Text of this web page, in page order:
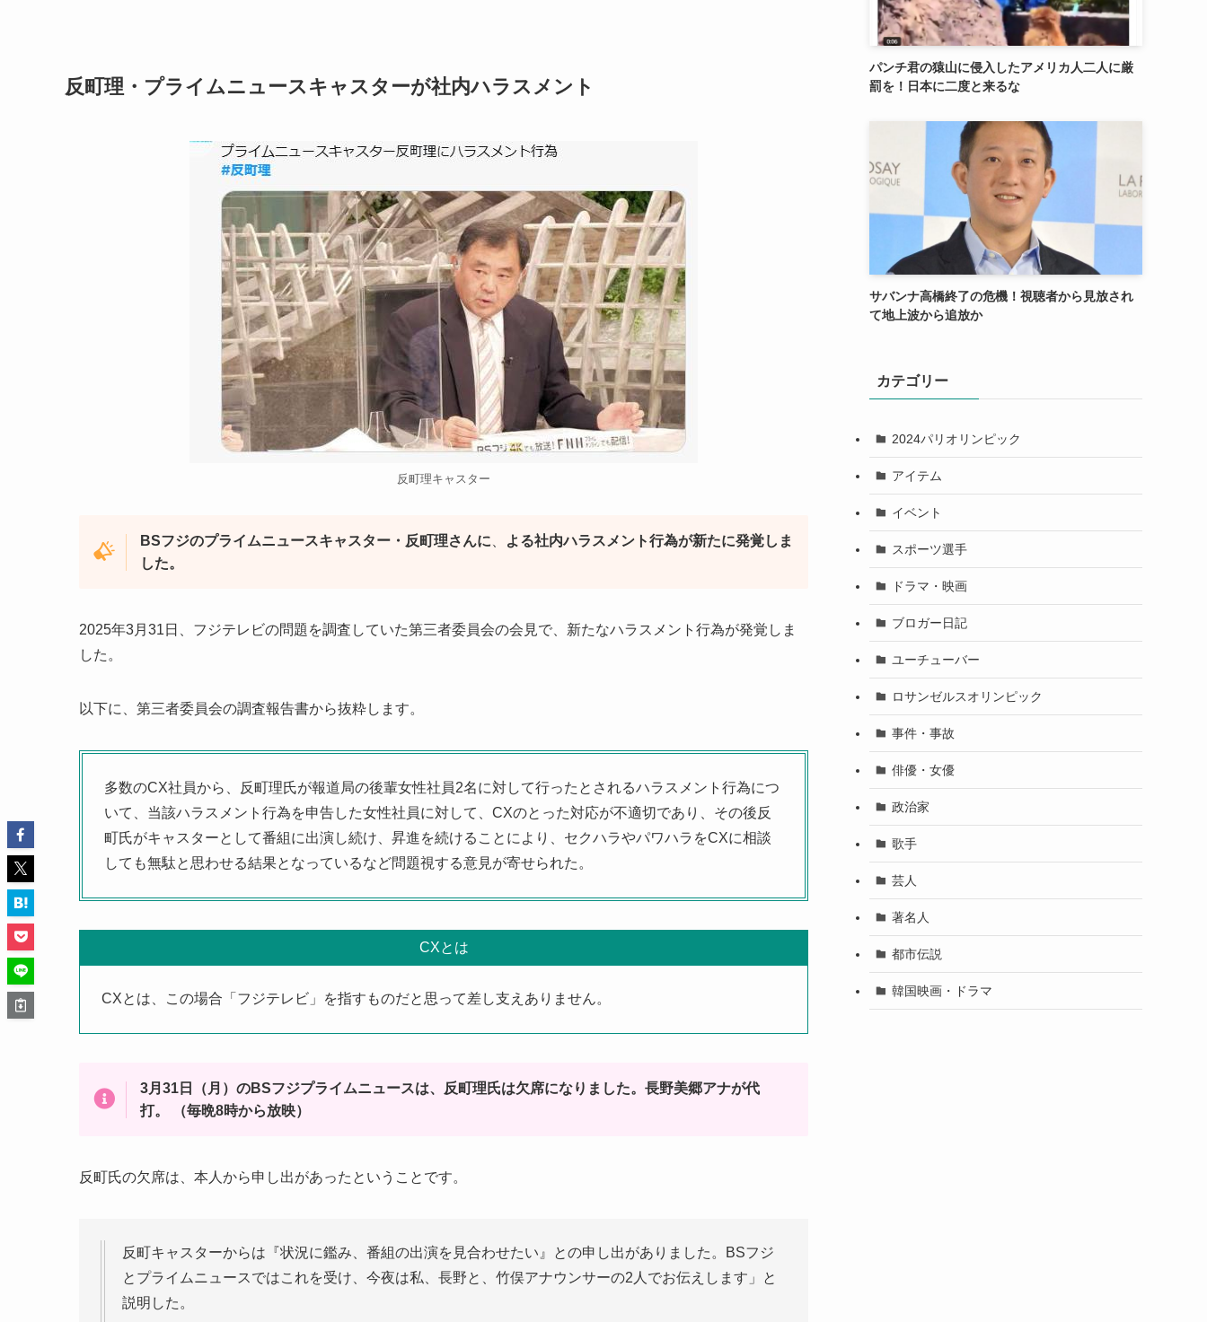
反町理・プライムニュースキャスターが社内ハラスメント
反町理キャスター
BSフジのプライムニュースキャスター・反町理さんに
よる社内ハラスメント行為が新たに発覚しま
した。
2025年3月31日、フジテレビの問題を調査していた第三者委員会の会見で、新たなハラスメント行為が発覚しま
した。
以下に、第三者委員会の調査報告書から抜粋します。
多数のCX社員から、反町理氏が報道局の後輩女性社員2名に対して行ったとされるハラスメント行為につ
いて、当該ハラスメント行為を申告した女性社員に対して、CXのとった対応が不適切であり、その後反
町氏がキャスターとして番組に出演し続け、昇進を続けることにより、セクハラやパワハラをCXに相談
しても無駄と思わせる結果となっているなど問題視する意見が寄せられた。
CXとは
CXとは、この場合「フジテレビ」を指すものだと思って差し支えありません。
3月31日（月）のBSフジプライムニュースは、反町理氏は欠席になりました。長野美郷アナが代
打。 （毎晩8時から放映）
反町氏の欠席は、本人から申し出があったということです。
反町キャスターからは『状況に鑑み、番組の出演を見合わせたい』との申し出がありました。BSフジ
とプライムニュースではこれを受け、今夜は私、長野と、竹俣アナウンサーの2人でお伝えします」と
説明した。
パンチ君の猿山に侵入したアメリカ人二人に厳
罰を！日本に二度と来るな
サバンナ高橋終了の危機！視聴者から見放され
て地上波から追放か
カテゴリー
2024パリオリンピック
アイテム
イベント
スポーツ選手
ドラマ・映画
ブロガー日記
ユーチューバー
ロサンゼルスオリンピック
事件・事故
俳優・女優
政治家
歌手
芸人
著名人
都市伝説
韓国映画・ドラマ